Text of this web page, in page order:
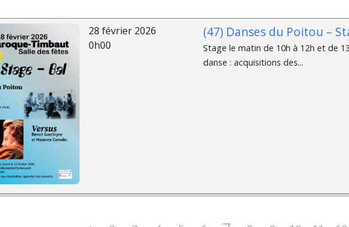
28 février 2026
0h00
(47) Danses du Poitou –
Stage le matin de 10h à 12h et de
danse : acquisitions des...